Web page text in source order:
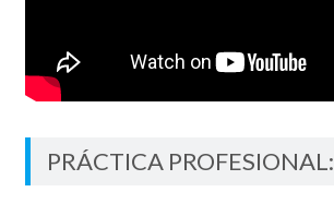
PRÁCTICA PROFESIONAL: